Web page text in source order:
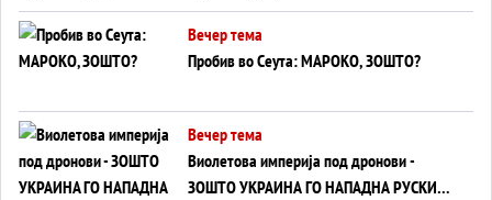
ВНУЦИ ДА ГИ ЗАМЕНАТ
Вечер тема
Пробив во Сеута: МАРОКО, ЗОШТО?
Вечер тема
Виолетова империја под дронови -
ЗОШТО УКРАИНА ГО НАПАДНА РУСКИОТ